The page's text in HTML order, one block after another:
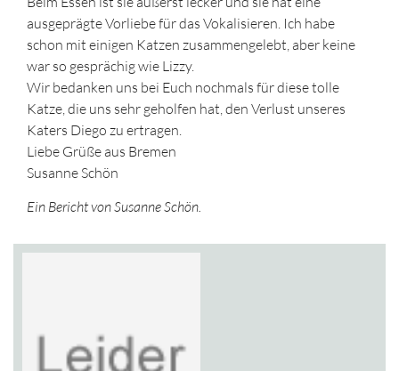
ausgeprägte Vorliebe für das Vokalisieren. Ich habe
schon mit einigen Katzen zusammengelebt, aber keine
war so gesprächig wie Lizzy.
Wir bedanken uns bei Euch nochmals für diese tolle
Katze, die uns sehr geholfen hat, den Verlust unseres
Katers Diego zu ertragen.
Liebe Grüße aus Bremen
Susanne Schön
Ein Bericht von Susanne Schön.